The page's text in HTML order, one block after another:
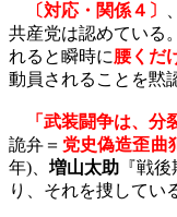
〔対応・関係４〕
共産党は認めている
れると瞬時に腰くだ
動員されることを黙
「武装闘争は、
詭弁＝ 党史偽造歪曲
年) 、増山太助 『戦
り、それを捜してい